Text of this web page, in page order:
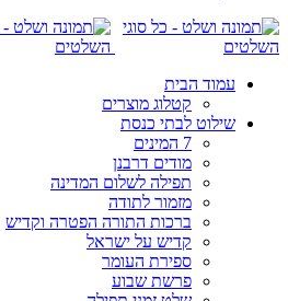
עמוד הבית
קטלוג מוצרים
שילוט לבתי כנסת
7 המינים
מודים דרבנן
תפילה לשלום המדינה
מזמור לתודה
ברכות התורה הפטרה וקדיש
קדיש על ישראל
ספירת העומר
פרשת שבוע